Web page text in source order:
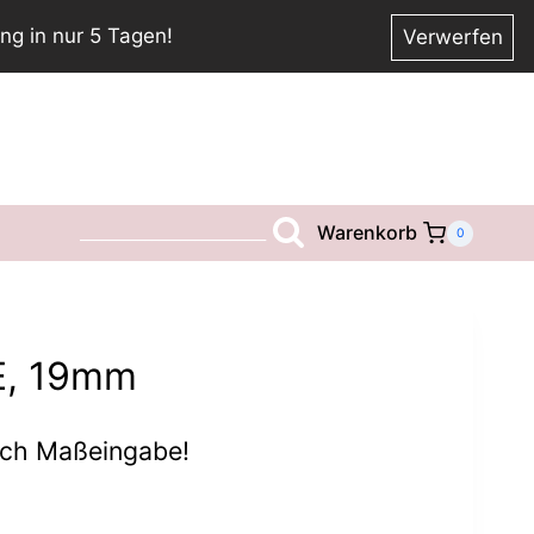
in nur 5 Tagen! Verwerfen
Warenkorb 0
19mm
Maßeingabe!